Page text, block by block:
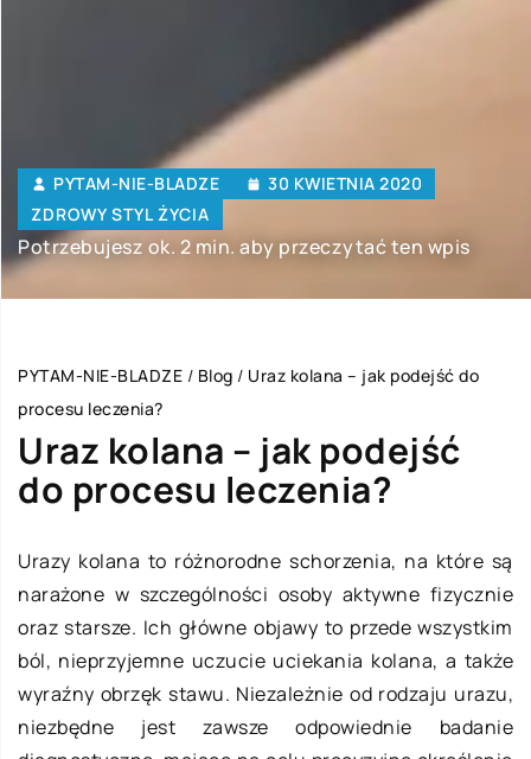
PYTAM-NIE-BLADZE
30 KWIETNIA 2020
ZDROWY STYL ŻYCIA
Potrzebujesz ok. 2 min. aby przeczytać ten wpis
PYTAM-NIE-BLADZE / Blog / Uraz kolana – jak podejść do
procesu leczenia?
Uraz kolana – jak podejść
do procesu leczenia?
Urazy kolana to różnorodne schorzenia, na które są
narażone w szczególności osoby aktywne fizycznie
oraz starsze. Ich główne objawy to przede wszystkim
ból, nieprzyjemne uczucie uciekania kolana, a także
wyraźny obrzęk stawu. Niezależnie od rodzaju urazu,
niezbędne jest zawsze odpowiednie badanie